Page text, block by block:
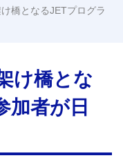
橋となるJETプログラ
け橋とな
加者が日